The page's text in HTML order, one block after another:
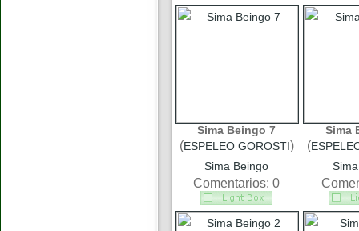
Sima Beingo 7
(ESPELEO GOROSTI)
Sima Beingo
Comentarios: 0
Sima
(